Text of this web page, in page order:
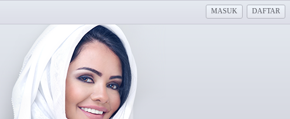
MASUK DAFTAR